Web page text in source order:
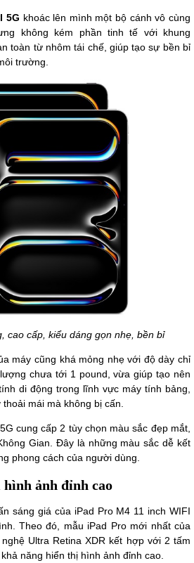
5G khoác lên mình một bộ cánh vô cùng
không kém phần tinh tế với khung
toàn từ nhôm tái chế, giúp tạo sự bền bỉ
trường.
cao cấp, kiểu dáng gọn nhẹ, bền bỉ
máy cũng khá mỏng nhẹ với độ dày chỉ
chưa tới 1 pound, vừa giúp tạo nên
di động trong lĩnh vực máy tính bảng,
mái mà không bị cấn.
cung cấp 2 tùy chọn màu sắc đẹp mắt,
Gian. Đây là những màu sắc dễ kết
phong cách của người dùng.
ảnh đỉnh cao
sáng giá của iPad Pro M4 11 inch WIFI
Theo đó, mẫu iPad Pro mới nhất của
Ultra Retina XDR kết hợp với 2 tấm
năng hiển thị hình ảnh đỉnh cao.